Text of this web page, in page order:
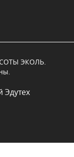
ЭКОЛЬ.
Эдутех